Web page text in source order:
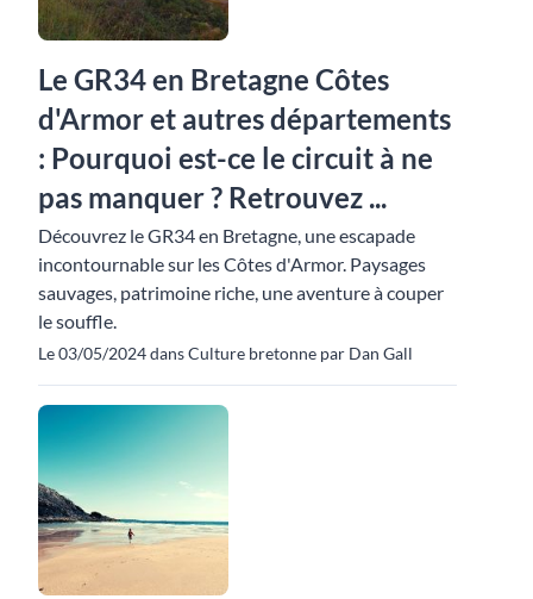
Le GR34 en Bretagne Côtes
d'Armor et autres départements
: Pourquoi est-ce le circuit à ne
pas manquer ? Retrouvez ...
Découvrez le GR34 en Bretagne, une escapade
incontournable sur les Côtes d'Armor. Paysages
sauvages, patrimoine riche, une aventure à couper
le souffle.
Le 03/05/2024 dans Culture bretonne par Dan Gall